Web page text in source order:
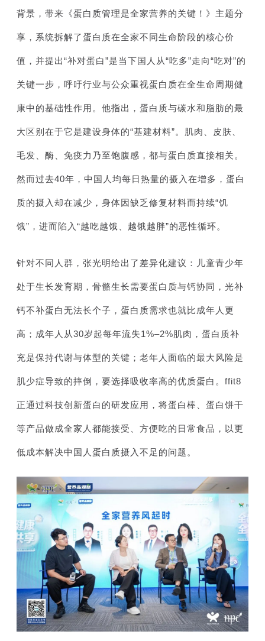
背景，带来《蛋白质管理是全家营养的关键！》主题分
享，系统拆解了蛋白质在全家不同生命阶段的核心价
值，并提出“补对蛋白”是当下国人从“吃多”走向“吃对”的
关键一步，呼吁行业与公众重视蛋白质在全生命周期健
康中的基础性作用。他指出，蛋白质与碳水和脂肪的最
大区别在于它是建设身体的“基建材料”。肌肉、皮肤、
毛发、酶、免疫力乃至饱腹感，都与蛋白质直接相关。
然而过去40年，中国人均每日热量的摄入在增多，蛋白
质的摄入却在减少，身体因缺乏修复材料而持续“饥
饿”，进而陷入“越吃越饿、越饿越胖”的恶性循环。
针对不同人群，张光明给出了差异化建议：儿童青少年
处于生长发育期，骨骼生长需要蛋白质与钙协同，光补
钙不补蛋白无法长个子，蛋白质需求也就比成年人更
高；成年人从30岁起每年流失1%–2%肌肉，蛋白质补
充是保持代谢与体型的关键；老年人面临的最大风险是
肌少症导致的摔倒，要选择吸收率高的优质蛋白。ffit8
正通过科技创新蛋白的研发应用，将蛋白棒、蛋白饼干
等产品做成全家人都能接受、方便吃的日常食品，以更
低成本解决中国人蛋白质摄入不足的问题。